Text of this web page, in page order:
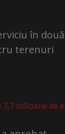
în două
terenuri
7,7 milioane de